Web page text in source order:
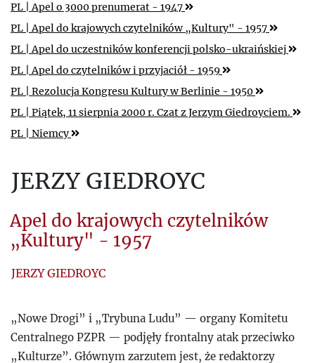
PL
| Apel o 3000 prenumerat - 1947
PL
| Apel do krajowych czytelników „Kultury" - 1957
PL
| Apel do uczestników konferencji polsko-ukraińskiej
PL
| Apel do czytelników i przyjaciół - 1959
PL
| Rezolucja Kongresu Kultury w Berlinie - 1950
PL
| Piątek, 11 sierpnia 2000 r. Czat z Jerzym Giedroyciem.
PL
| Niemcy
JERZY GIEDROYC
Apel do krajowych czytelników
„Kultury" - 1957
JERZY GIEDROYC
„Nowe Drogi” i „Trybuna Ludu” — organy Komitetu
Centralnego PZPR — podjęły frontalny atak przeciwko
„Kulturze”. Głównym zarzutem jest, że redaktorzy